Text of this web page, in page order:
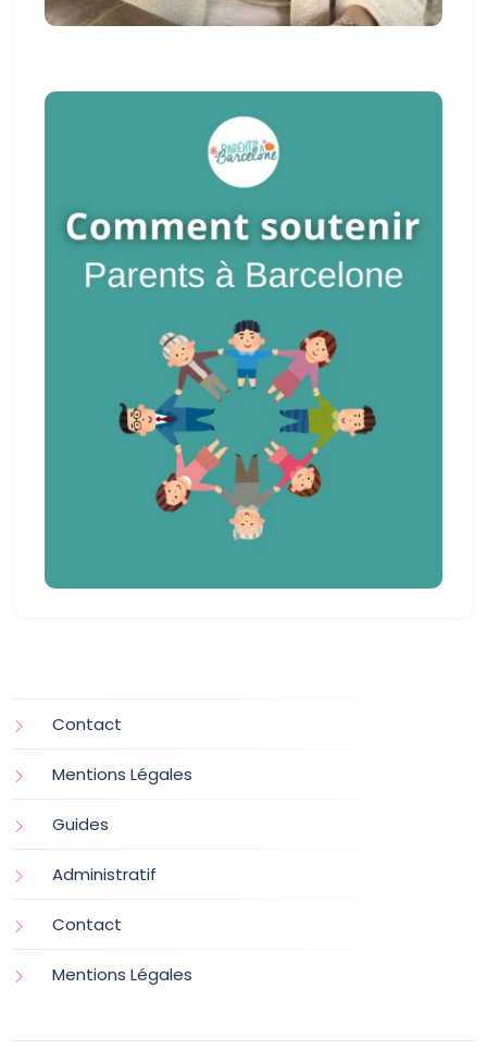
Contact
Mentions Légales
Guides
Administratif
Contact
Mentions Légales